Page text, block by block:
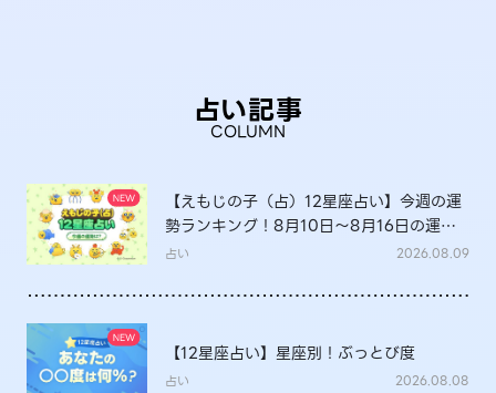
占い記事
COLUMN
【えもじの子（占）12星座占い】今週の運
勢ランキング！8月10日～8月16日の運勢
は？
占い 2026.08.09
【12星座占い】星座別！ぶっとび度
占い 2026.08.08